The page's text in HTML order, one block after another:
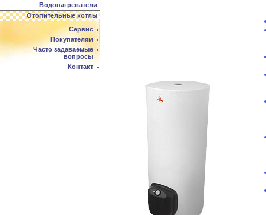
Водонагреватели
Отопительные котлы
Сервис
Покупателям
Часто задаваемые
вопросы
Контакт